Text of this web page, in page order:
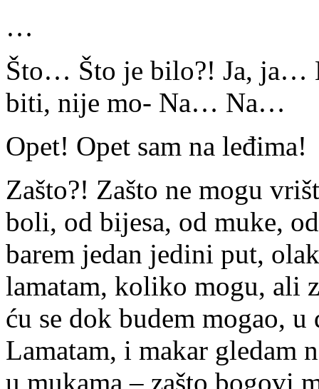
…
Što… Što je bilo?! Ja, ja…
biti, nije mo- Na… Na…
Opet! Opet sam na leđima!
Zašto?! Zašto ne mogu
boli, od bijesa, od muke,
barem jedan jedini put,
lamatam, koliko mogu, ali
ću se dok budem mogao,
Lamatam, i makar gledam
u mukama – zašto bogovi